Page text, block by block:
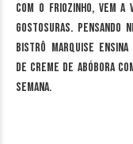
Com o friozinho, vem
gostosuras. Pensando
Bistrô Marquise
de Creme de abóbora
semana.